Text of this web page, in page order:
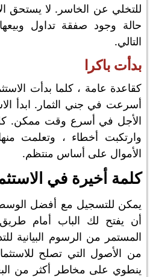
للتخلي عن الخاسر. لا يستحق
حالة وجود صفقة تداول وبيعها
التالي.
بدأت باكرا
كقاعدة عامة ، كلما بدأت
أسرعت في جني الثمار. ابدأ
الأجل في أسرع وقت ممكن.
وارتكبت أخطاء ، وتعلمت
الأموال على أساس منتظم.
كلمة أخيرة في
يمكن للتسجيل مع أفضل
أن يفتح لك الباب أمام
المستمر من الرسوم البيانية
من الأصول التي تصلح
ينطوي على مخاطر أكثر من